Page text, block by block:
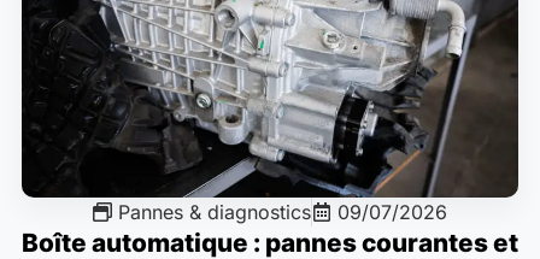
Pannes & diagnostics 09/07/2026
Boîte automatique : pannes courantes et